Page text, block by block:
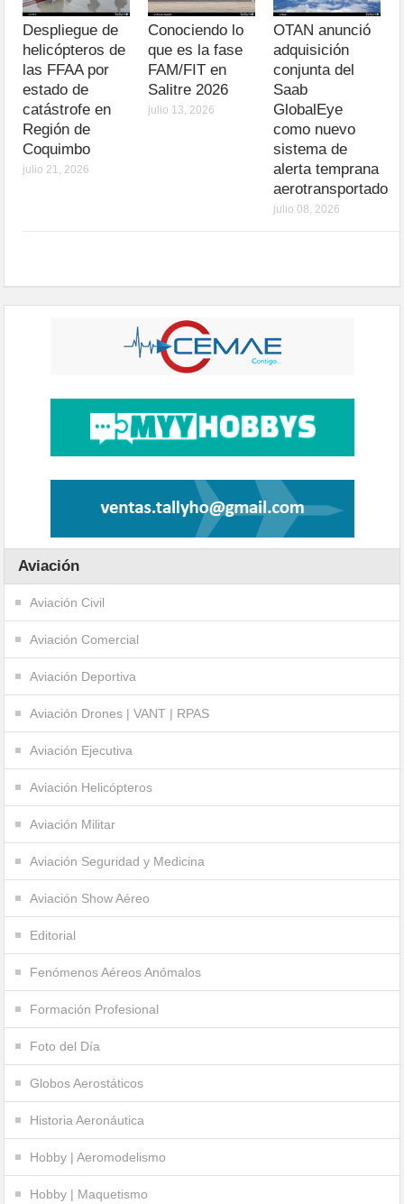
Despliegue de
helicópteros de
las FFAA por
estado de
catástrofe en
Región de
Coquimbo
julio 21, 2026
Conociendo lo
que es la fase
FAM/FIT en
Salitre 2026
julio 13, 2026
OTAN anunció
adquisición
conjunta del
Saab
GlobalEye
como nuevo
sistema de
alerta temprana
aerotransportado
julio 08, 2026
Aviación
Aviación Civil
Aviación Comercial
Aviación Deportiva
Aviación Drones | VANT | RPAS
Aviación Ejecutiva
Aviación Helicópteros
Aviación Militar
Aviación Seguridad y Medicina
Aviación Show Aéreo
Editorial
Fenómenos Aéreos Anómalos
Formación Profesional
Foto del Día
Globos Aerostáticos
Historia Aeronáutica
Hobby | Aeromodelismo
Hobby | Maquetismo